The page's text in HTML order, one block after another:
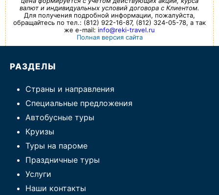
валют и индивидуальных условий договора с Клиентом.
Для получения подробной информации, пожалуйста,
обращайтесь по тел.: (812) 922-16-87, (812) 324-05-78, а так
же e-mail: info@reki-travel.ru
Полная версия сайта
РАЗДЕЛЫ
Страны и направления
Специальные предложения
Автобусные туры
Круизы
Туры на пароме
Праздничные туры
Услуги
Наши контакты